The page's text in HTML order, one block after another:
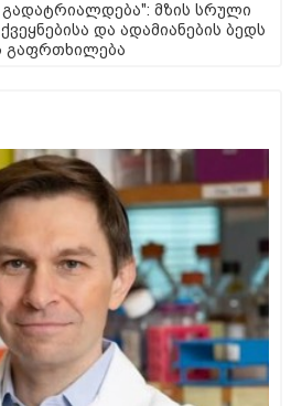
გადატრიალდება": მზის სრული
და ადამიანების ბედს
გაფრთხილება